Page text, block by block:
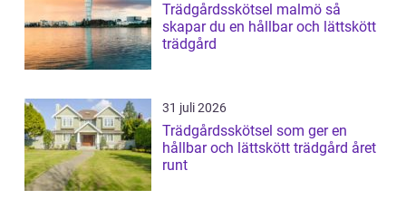
Trädgårdsskötsel malmö så
skapar du en hållbar och lättskött
trädgård
31 juli 2026
Trädgårdsskötsel som ger en
hållbar och lättskött trädgård året
runt